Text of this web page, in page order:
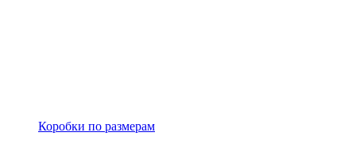
Коробки по размерам